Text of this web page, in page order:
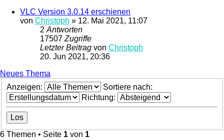
VLC Version 3.0.14 erschienen
von Christoph » 12. Mai 2021, 11:07
2Antworten
17507Zugriffe
Letzter Beitrag von Christoph
20. Jun 2021, 20:36
Neues Thema
Anzeigen:
Sortiere nach:
Richtung:
6 Themen • Seite 1 von 1